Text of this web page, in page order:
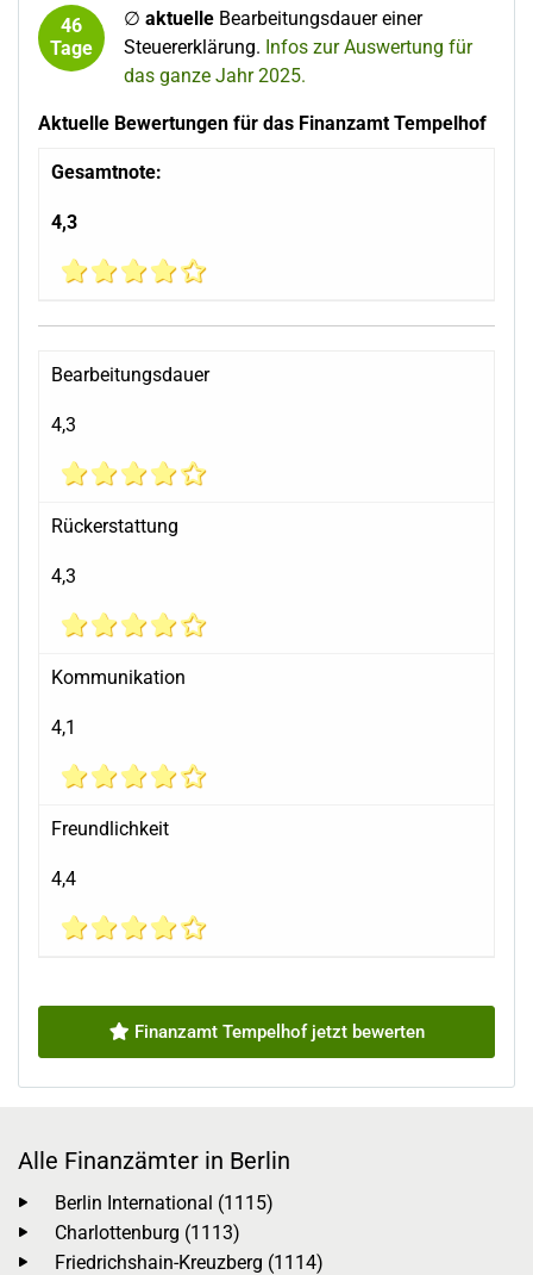
46
Tage
∅ aktuelle Bearbeitungsdauer einer
Steuererklärung. Infos zur Auswertung für
das ganze Jahr 2025.
Aktuelle Bewertungen für das Finanzamt Tempelhof
Gesamtnote:
4,3
Bearbeitungsdauer
4,3
Rückerstattung
4,3
Kommunikation
4,1
Freundlichkeit
4,4
Finanzamt Tempelhof jetzt bewerten
Alle Finanzämter in Berlin
Berlin International (1115)
Charlottenburg (1113)
Friedrichshain-Kreuzberg (1114)